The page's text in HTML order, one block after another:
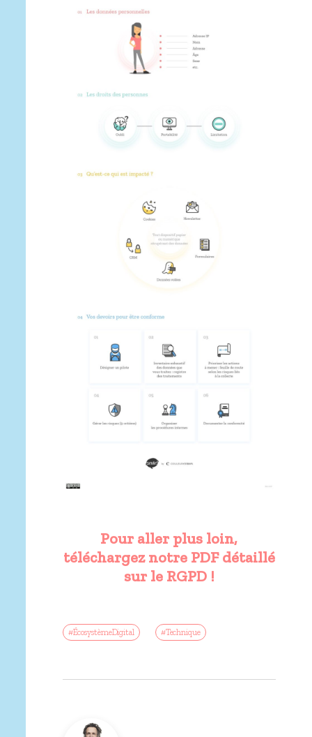
Pour aller plus loin,
téléchargez notre PDF détaillé
sur le RGPD !
#ÉcosystèmeDigital #Technique